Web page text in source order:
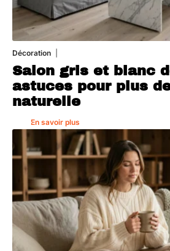
Décoration
Salon gris et blanc
astuces pour plus
naturelle
En savoir plus